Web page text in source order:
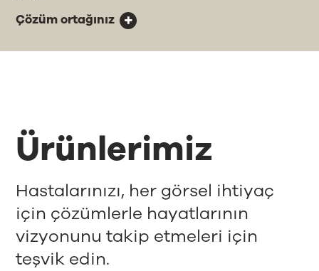
Çözüm ortağınız
Ürünlerimiz
Hastalarınızı, her görsel ihtiyaç
için çözümlerle hayatlarının
vizyonunu takip etmeleri için
teşvik edin.